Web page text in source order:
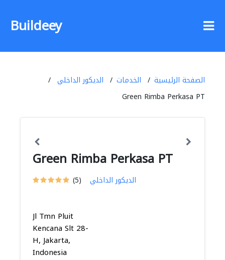
Buildeey
الصفحة الرئيسية الخدمات
الديكور الداخلي
Green Rimba Perkasa PT
Green Rimba Perkasa PT
(5) الديكور الداخلي
Jl Tmn Pluit
Kencana Slt 28-
H, Jakarta,
Indonesia